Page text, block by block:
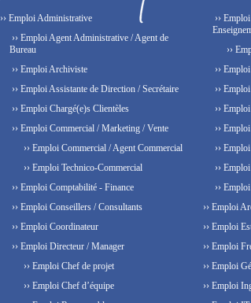
›› Emploi Administrative
›› Emploi Agent Administrative / Agent de
Bureau
›› Emploi Archiviste
›› Emploi Assistante de Direction / Secrétaire
›› Emploi Chargé(e)s Clientèles
›› Emploi Commercial / Marketing / Vente
›› Emploi Commercial / Agent Commercial
›› Emploi Technico-Commercial
›› Emploi Comptabilité - Finance
›› Emploi Conseillers / Consultants
›› Emploi Coordinateur
›› Emploi Directeur / Manager
›› Emploi Chef de projet
›› Emploi Chef d’équipe
››
››
››
››
››
››
››
››
››
›› Emploi
›› Emploi
›› Emploi
›› Emploi
›› Emploi